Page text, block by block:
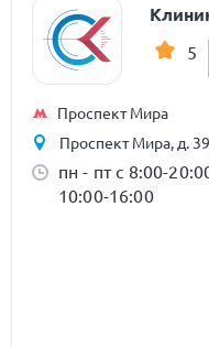
5
Проспект Мира
Проспект Мира, д.
пн - пт с 8:00-
10:00-16:00